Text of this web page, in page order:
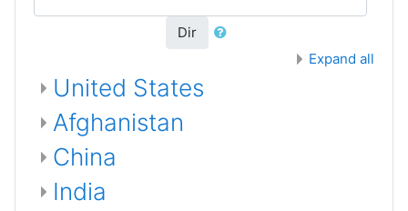
Dir
Expand all
United States
Afghanistan
China
India